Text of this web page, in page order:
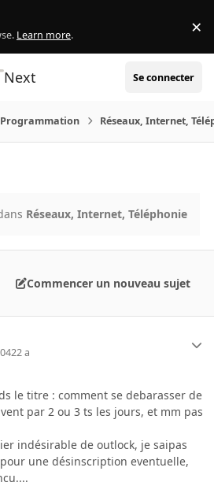
Learn more. ×
Next Se connecter
Programmation Réseaux, Internet,
Réseaux, Internet, Téléphonie
Commencer un nouveau sujet
22 a
le titre : comment se debarasser de
par 2 ou 3 ts les jours, et mm pas
indésirable de outlock, je saipas
une désinscription eventuelle,